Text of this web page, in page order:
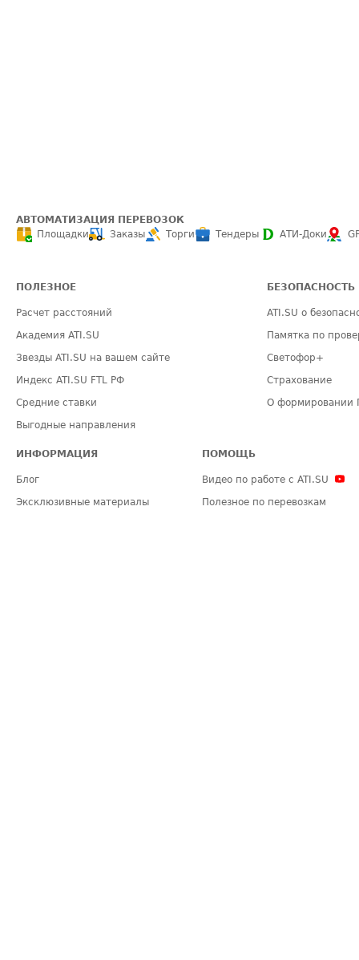
АВТОМАТИЗАЦИЯ ПЕРЕВОЗОК
Площадки
Заказы Торги Тендеры АТИ-Доки
ПОЛЕЗНОЕ
Расчет расстояний
Академия ATI.SU
Звезды ATI.SU на вашем сайте
Индекс ATI.SU FTL РФ
Средние ставки
Выгодные направления
БЕЗОПАСНОСТЬ
ATI.SU о
Памятка по
Светофор+
Страхование
О формировании
ИНФОРМАЦИЯ
Блог
Эксклюзивные материалы
ПОМОЩЬ
Видео по работе с ATI.SU
Полезное по перевозкам